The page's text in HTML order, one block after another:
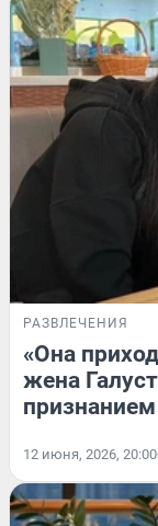
РАЗВЛЕЧЕНИЯ
«Она
жена
12 июня, 2026, 20:00